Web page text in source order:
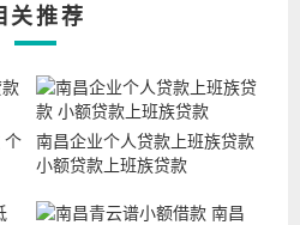
关推荐
个
南昌企业个人贷款上班族贷款
小额贷款上班族贷款